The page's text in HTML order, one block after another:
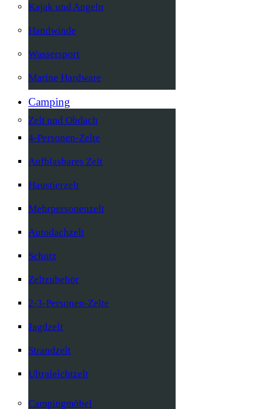
Kajak und Angeln
Handwinde
Wassersport
Marine Hardware
Camping
Zelt und Obdach
4-Personen-Zelte
Aufblasbares Zelt
Haustierzelt
Mehrpersonenzelt
Autodachzelt
Schutz
Zeltzubehör
2-3-Personen-Zelte
Jagdzelt
Strandzelt
Ultraleichtzelt
Campingmöbel